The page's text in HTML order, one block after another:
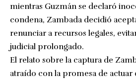
mientras Guzmán se declaró
condena, Zambada decidió
renunciar a recursos legales,
judicial prolongado.
El relato sobre la captura de
atraído con la promesa de